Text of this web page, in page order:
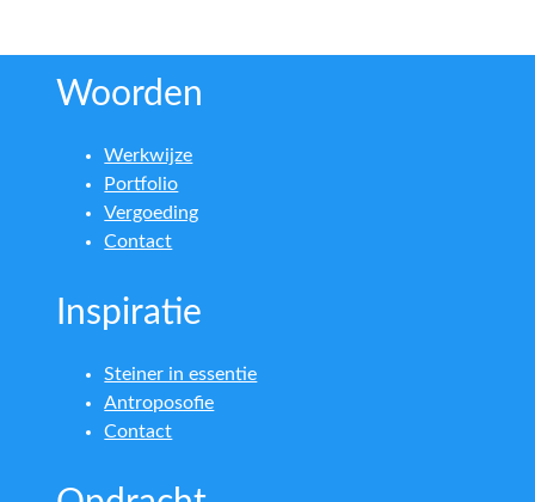
Woorden
Werkwijze
Portfolio
Vergoeding
Contact
Inspiratie
Steiner in essentie
Antroposofie
Contact